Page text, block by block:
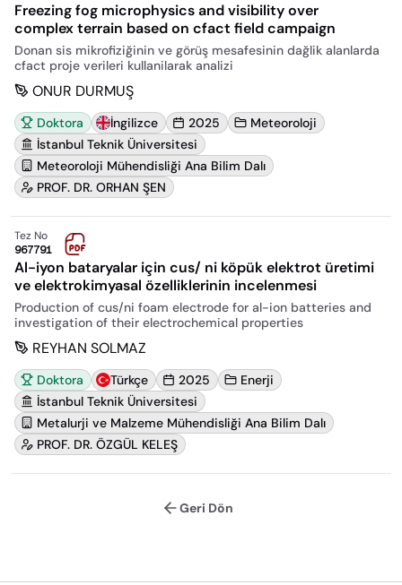
Freezing fog microphysics and visibility over
complex terrain based on cfact field campaign
Donan sis mikrofiziğinin ve görüş mesafesinin dağlik alanlarda
cfact proje verileri kullanilarak analizi
ONUR DURMUŞ
Doktora İngilizce 2025
Meteoroloji
İstanbul Teknik Üniversitesi
Meteoroloji Mühendisliği Ana Bilim Dalı
PROF. DR. ORHAN ŞEN
Tez No
967791
Al-iyon bataryalar için cus/ ni köpük elektrot üretimi
ve elektrokimyasal özelliklerinin incelenmesi
Production of cus/ni foam electrode for al-ion batteries and
investigation of their electrochemical properties
REYHAN SOLMAZ
Doktora Türkçe 2025
Enerji
İstanbul Teknik Üniversitesi
Metalurji ve Malzeme Mühendisliği Ana Bilim Dalı
PROF. DR. ÖZGÜL KELEŞ
Geri Dön